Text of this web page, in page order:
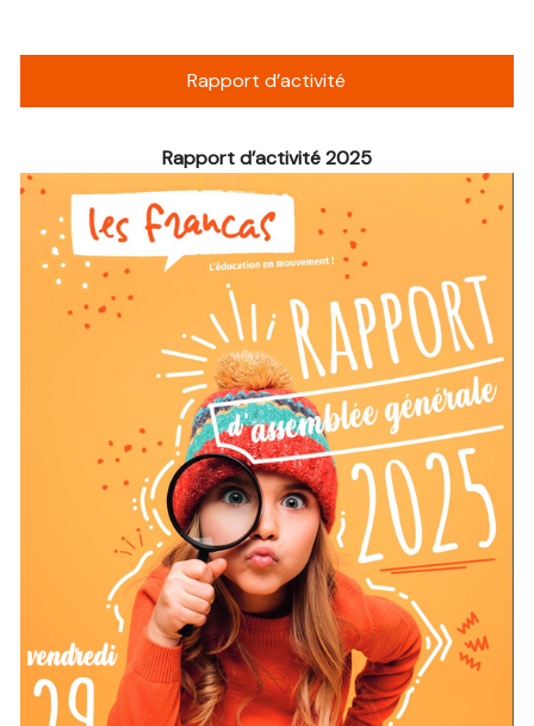
Rapport d’activité
Rapport d’activité 2025